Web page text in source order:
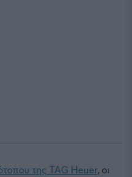
της TAG Heuer, οι